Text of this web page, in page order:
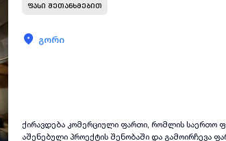
ᲤᲐᲡᲘ ᲨᲔᲗᲐᲜᲮᲛᲔᲑᲘᲗ
გორი
ქირავდება კომერციული ფართი, რომლის საერთო
აშენებული პროექტის შენობაში და გამოირჩევა